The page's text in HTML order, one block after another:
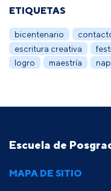
ETIQUETAS
bicentenario
escritura creativa
logro
maestría
Escuela de
MAPA DE SITIO